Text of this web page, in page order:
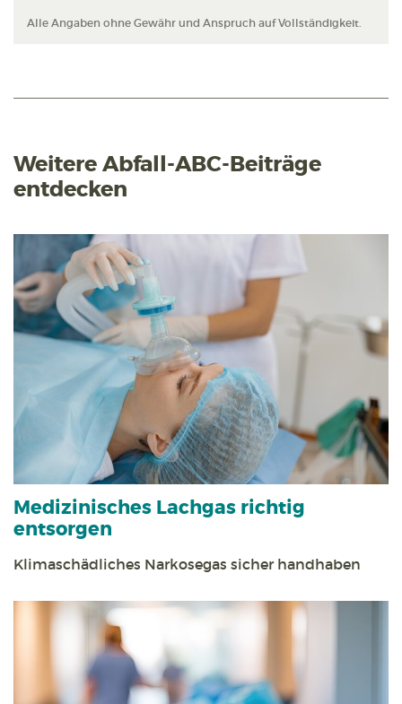
Alle Angaben ohne Gewähr und Anspruch auf Vollständigkeit.
Weitere Abfall-ABC-Beiträge
entdecken
Medizinisches Lachgas richtig
entsorgen
Klimaschädliches Narkosegas sicher handhaben